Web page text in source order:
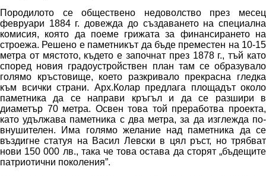
Породилото се обществено недоволство през месец
февруари 1884 г. довежда до създаването на специална
комисия, която да поеме грижата за финансирането на
строежа. Решено е паметникът да бъде преместен на 10-15
метра от мястото, където е започнат през 1878 г., тъй като
според новия градоустройствен план там се образувало
голямо кръстовище, което разкривало прекрасна гледка
към всички страни. Арх.Колар предлага площадът около
паметника да се направи кръгъл и да се разшири в
диаметър 70 метра. Освен това той преработва проекта,
като удължава паметника с два метра, за да изглежда по-
внушителен. Има голямо желание над паметника да се
въздигне статуя на Васил Левски в цял ръст, но трябват
нови 150 000 лв., така че това остава да сторят „бъдещите
патриотични поколения”.